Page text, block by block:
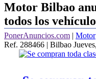
Motor Bilbao
todos los
PonerAnuncios.com | Motor
Ref. 288466 | Bilbao